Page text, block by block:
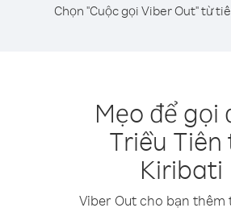
Chọn "Cuộc gọi Viber Out" từ
Mẹo để gọi
Triều
Kiribati
Viber Out cho bạn thêm